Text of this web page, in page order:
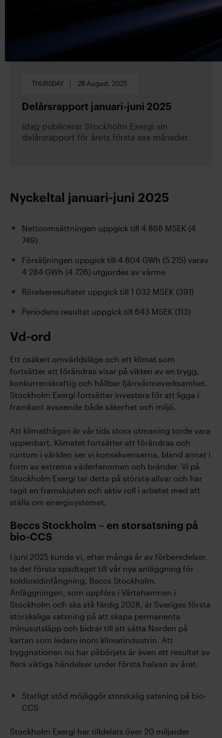
THURSDAY 28 August, 2025
Delårsrapport januari-juni 2025
Idag publicerar Stockholm Exergi sin
delårsrapport för årets första sex månader.
Nyckeltal januari-juni 2025
Nettoomsättningen uppgick till 4 868 MSEK (4
749)
Försäljningen uppgick till 4 804 GWh (5 215) varav
4 284 GWh (4 726) utgjordes av värme
Rörelseresultatet uppgick till 1 032 MSEK (391)
Periodens resultat uppgick till 643 MSEK (113)
Vd-ord
Ett osäkert omvärldsläge och ett klimat som
fortsätter att förändras visar på vikten av en trygg,
konkurrenskraftig och hållbar fjärrvärmeverksamhet.
Stockholm Exergi fortsätter investera för att ligga i
framkant avseende både säkerhet och miljö.
Att klimatfrågan är vår tids stora utmaning torde vara
uppenbart. Klimatet fortsätter att förändras och
runtom i världen ser vi konsekvenserna, bland annat i
form av extrema väderfenomen och bränder. Vi på
Stockholm Exergi tar detta på största allvar och har
tagit en framskjuten och aktiv roll i arbetet med att
ställa om energisystemet.
Beccs Stockholm – en storsatsning på
bio-CCS
I juni 2025 kunde vi, efter många år av förberedelser,
ta det första spadtaget till vår nya anläggning för
koldioxidinfångning, Beccs Stockholm.
Anläggningen, som uppförs i Värtahamnen i
Stockholm och ska stå färdig 2028, är Sveriges första
storskaliga satsning på att skapa permanenta
minusutsläpp och bidrar till att sätta Norden på
kartan som ledare inom klimatindustrin. Att
byggnationen nu har påbörjats är även ett resultat av
flera viktiga händelser under första halvan av året:
Statligt stöd möjliggör storskalig satsning på bio-
CCS
Stockholm Exergi har tilldelats över 20 miljarder